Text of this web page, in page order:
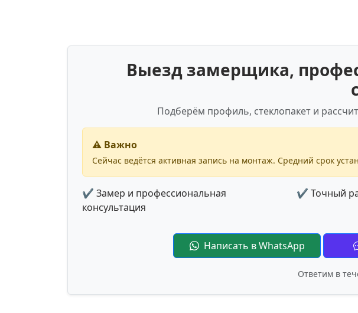
Выезд замерщика,
Подберём профиль, стеклопакет и
⚠️ Важно
Сейчас ведётся активная запись на монтаж. Средний срок
✔ Замер и профессиональная
консультация
✔ Точный
Написать в WhatsApp
Ответим в